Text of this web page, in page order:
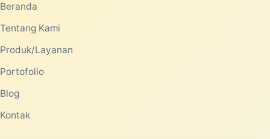
Beranda
Tentang Kami
Produk/Layanan
Portofolio
Blog
Kontak